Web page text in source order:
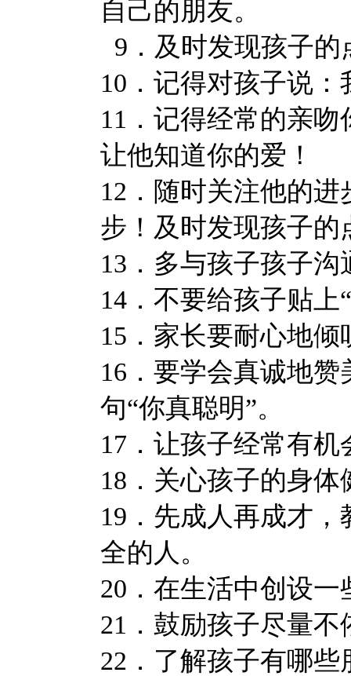
自己的朋友。
9．及时发现孩子
10．记得对孩子说
11．记得经常的亲
让他知道你的爱！
12．随时关注他的
步！及时发现孩子
13．多与孩子孩子
14．不要给孩子贴上
15．家长要耐心地
16．要学会真诚地
句“你真聪明”。
17．让孩子经常有
18．关心孩子的身
19．先成人再成才
全的人。
20．在生活中创设
21．鼓励孩子尽量不
22．了解孩子有哪